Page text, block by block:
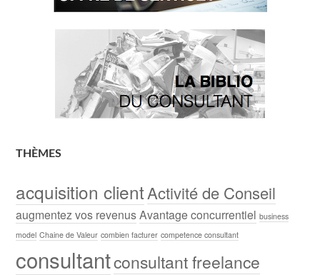
THÈMES
acquisition clientActivité de Conseil
augmentez vos revenusAvantage concurrentiel business
model Chaine de Valeur combien facturer competence consultant
consultantconsultant freelance